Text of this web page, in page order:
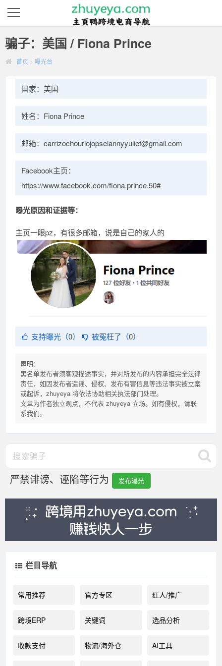
骗子：美国 / Fiona Prince
首页 > 曝光台
国家：美国
姓名：Fiona Prince
邮箱：carrizochouriojopselannyyuliet@gmail.com
Facebook主页：
https://www.facebook.com/fiona.prince.50#
曝光原因和证据等：
主页一眼pz，有很多邮箱，说是自己的家人的
支持曝光（0） 被冤枉了（0）
声明：
黑名单发布者须客观描述事实，并对所发布的内容承担完全法律
责任，如因发布者造谣、侵权、发布有害信息等违法事实被立案
或起诉，zhuyeya 将依法协助相关执法部门处理。
文章为作者独立观点，不代表 zhuyeya 立场。如有侵权，请联
系我们。
严禁诽谤、诬陷等行为 发布曝光
栏目导航
常用推荐 官方专区 红人/推广
跨境ERP 关键词 选品分析
收款支付 物流/海外仓 AI工具